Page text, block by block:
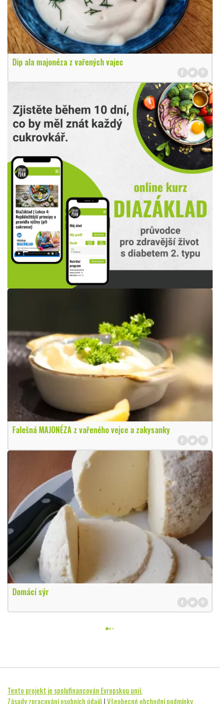
Dip ala majonéza z vařených vajec
Falešná MAJONÉZA z vařeného vejce a zakysanky
Domácí sýr
Tento projekt je spolufinancován Evropskou unií.
Zásady zpracování osobních údajů |Všeobecné obchodní podmínky